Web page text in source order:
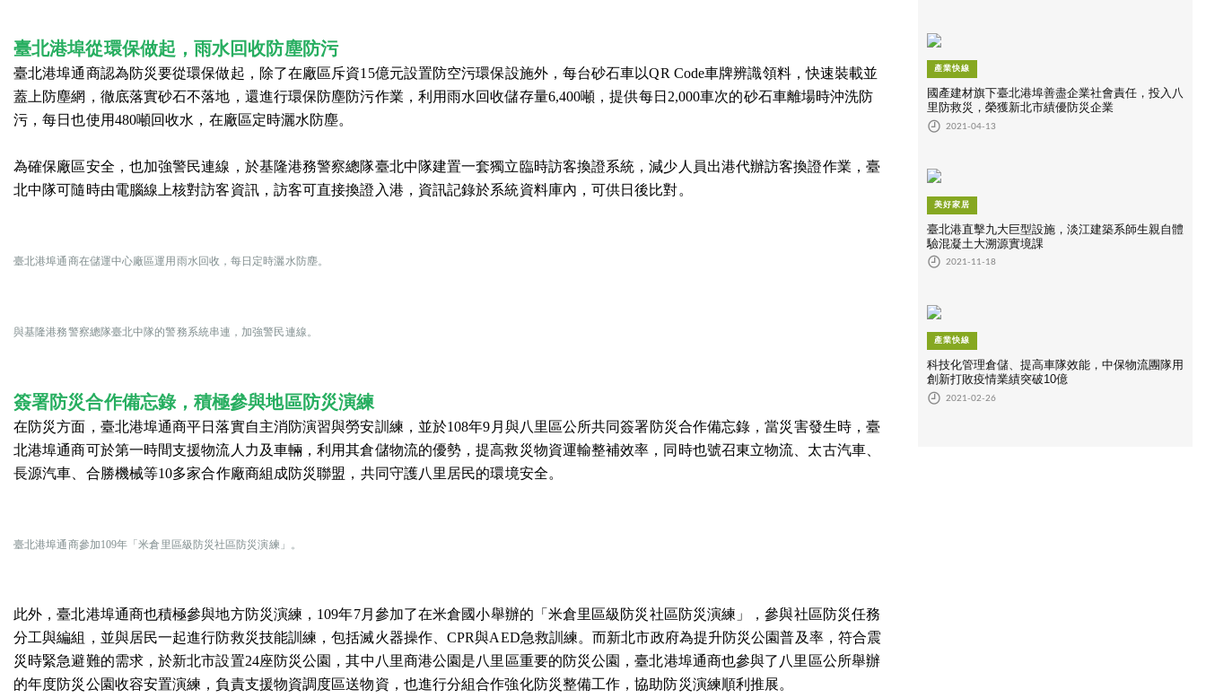
臺北港埠從環保做起 ，雨水回收防塵防污
臺北港埠通商認為防災要從環保做起，除了在廠區斥資15億元設置防空污環保設施外，每台砂石車以QR Code車牌辨識領料，快速裝載並
蓋上防塵網，徹底落實砂石不落地，還進行環保防塵防污作業，利用雨水回收儲存量6,400噸，提供每日2,000車次的砂石車離場時沖洗防
污，每日也使用480噸回收水，在廠區定時灑水防塵。
為確保廠區安全，也加強警民連線，於基隆港務警察總隊臺北中隊建置一套獨立臨時訪客換證系統，減少人員出港代辦訪客換證作業，臺
北中隊可隨時由電腦線上核對訪客資訊，訪客可直接換證入港，資訊記錄於系統資料庫內，可供日後比對。
臺北港埠通商在儲運中心廠區運用雨水回收，每日定時灑水防塵。
與基隆港務警察總隊臺北中隊的警務系統串連，加強警民連線。
簽署防災合作備忘錄，積極參與地區防災演練
在防災方面，臺北港埠通商平日落實自主消防演習與勞安訓練，並於108年9月與八里區公所共同簽署防災合作備忘錄，當災害發生時，臺
北港埠通商可於第一時間支援物流人力及車輛，利用其倉儲物流的優勢，提高救災物資運輸整補效率，同時也號召東立物流、太古汽車、
長源汽車、合勝機械等10多家合作廠商組成防災聯盟，共同守護八里居民的環境安全。
臺北港埠通商參加109年「米倉里區級防災社區防災演練」。
此外，臺北港埠通商也積極參與地方防災演練，109年7月參加了在米倉國小舉辦的「米倉里區級防災社區防災演練」，參與社區防災任務
分工與編組，並與居民一起進行防救災技能訓練，包括滅火器操作、CPR與AED急救訓練。而新北市政府為提升防災公園普及率，符合震
災時緊急避難的需求，於新北市設置24座防災公園，其中八里商港公園是八里區重要的防災公園，臺北港埠通商也參與了八里區公所舉辦
的年度防災公園收容安置演練，負責支援物資調度區送物資，也進行分組合作強化防災整備工作，協助防災演練順利推展。
產業快線
國產建材旗下臺北港埠善盡企業社會責任，投入八
里防救災，榮獲新北市績優防災企業
2021-04-13
美好家居
臺北港直擊九大巨型設施，淡江建築系師生親自體
驗混凝土大溯源實境課
2021-11-18
產業快線
科技化管理倉儲、提高車隊效能，中保物流團隊用
創新打敗疫情業績突破10億
2021-02-26